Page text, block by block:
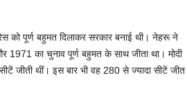
को पूर्ण बहुमत दिलाकर सरकार बनाई थी। नेहरू ने
का चुनाव पूर्ण बहुमत के साथ जीता था। मोदी
जीती थीं। इस बार भी वह 280 से ज्यादा सीटें जीत